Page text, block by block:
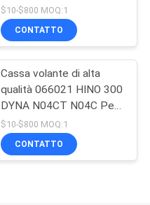
78080 HINO 300 Dutro
W04D N04CT
N04C/Toyota Per parti
$10-$800 MOQ:1
CONTATTO
Cassa volante di alta
qualità 066021 HINO 300
DYNA N04CT N04C Per
parti Hino 300
$10-$800 MOQ:1
CONTATTO